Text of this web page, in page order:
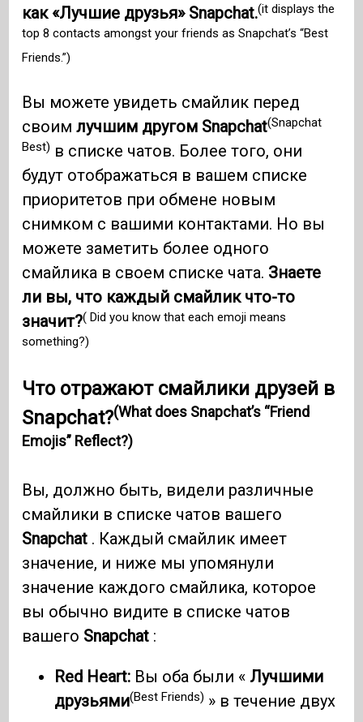
как «Лучшие друзья» Snapchat.(it displays the
top 8 contacts amongst your friends as Snapchat’s “Best
Friends.”)
Вы можете увидеть смайлик перед
своимлучшим другом Snapchat(Snapchat
Best) в списке чатов. Более того, они
будут отображаться в вашем списке
приоритетов при обмене новым
снимком с вашими контактами. Но вы
можете заметить более одного
смайлика в своем списке чата. Знаете
ли вы, что каждый смайлик что-то
значит?( Did you know that each emoji means
something?)
Что отражают смайлики друзей в
Snapchat?(What does Snapchat’s “Friend
Emojis” Reflect?)
Вы, должно быть, видели различные
смайлики в списке чатов вашего
Snapchat . Каждый смайлик имеет
значение, и ниже мы упомянули
значение каждого смайлика, которое
вы обычно видите в списке чатов
вашего Snapchat :
Red Heart: Вы оба были « Лучшими
друзьями(Best Friends) » в течение двух